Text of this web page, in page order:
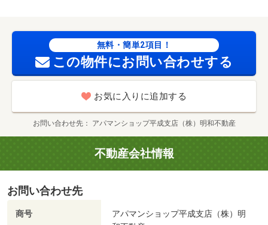
他）まで１００９ｍ／菊陽原水郵便局（郵便局）まで１１
９９ｍ／ローソン（コンビニ）まで１４９９ｍ/賃貸戸
数:15戸
無料・簡単2項目！
この物件にお問い合わせする
お気に入りに追加する
お問い合わせ先 アパマンショップ平成支店（株）明和不動産
不動産会社情報
お問い合わせ先
商号
アパマンショップ平成支店（株）明